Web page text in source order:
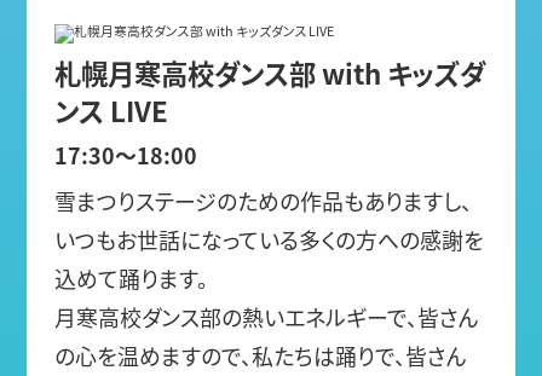
札幌月寒高校ダンス部 with キッズダ
ンス LIVE
17:30～18:00
雪まつりステージのための作品もありますし、
いつもお世話になっている多くの方への感謝を
込めて踊ります。
月寒高校ダンス部の熱いエネルギーで、皆さん
の心を温めますので、私たちは踊りで、皆さん